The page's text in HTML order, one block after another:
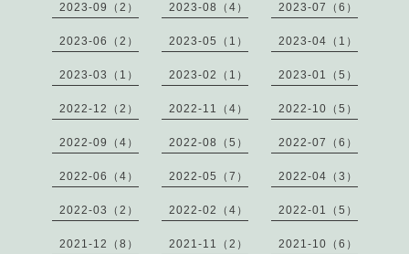
2023-09（2） 2023-08（4） 2023-07（6）
2023-06（2） 2023-05（1） 2023-04（1）
2023-03（1） 2023-02（1） 2023-01（5）
2022-12（2） 2022-11（4） 2022-10（5）
2022-09（4） 2022-08（5） 2022-07（6）
2022-06（4） 2022-05（7） 2022-04（3）
2022-03（2） 2022-02（4） 2022-01（5）
2021-12（8） 2021-11（2） 2021-10（6）